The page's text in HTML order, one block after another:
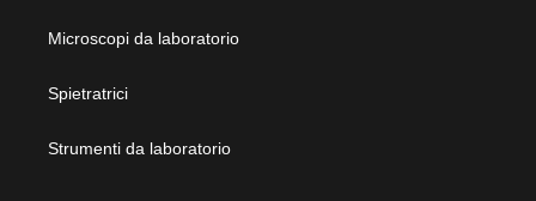
Microscopi da laboratorio
Spietratrici
Strumenti da laboratorio